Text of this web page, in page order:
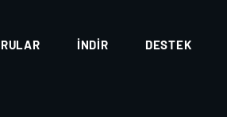
İNDIR DESTEK